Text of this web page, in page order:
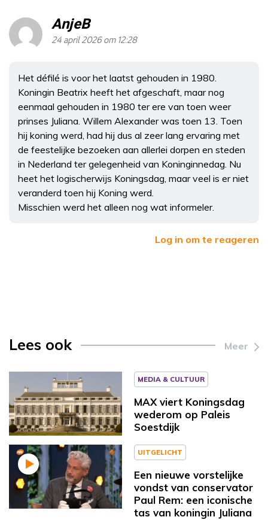
AnjeB
24 april 2026 om 12:28
Het défilé is voor het laatst gehouden in 1980.
Koningin Beatrix heeft het afgeschaft, maar nog
eenmaal gehouden in 1980 ter ere van toen weer
prinses Juliana. Willem Alexander was toen 13. Toen
hij koning werd, had hij dus al zeer lang ervaring met
de feestelijke bezoeken aan allerlei dorpen en steden
in Nederland ter gelegenheid van Koninginnedag. Nu
heet het logischerwijs Koningsdag, maar veel is er niet
veranderd toen hij Koning werd.
Misschien werd het alleen nog wat informeler.
Log in om te reageren
Lees ook Meer
MEDIA & CULTUUR
MAX viert Koningsdag
wederom op Paleis
Soestdijk
UITGELICHT
Een nieuwe vorstelijke
vondst van conservator
Paul Rem: een iconische
tas van koningin Juliana